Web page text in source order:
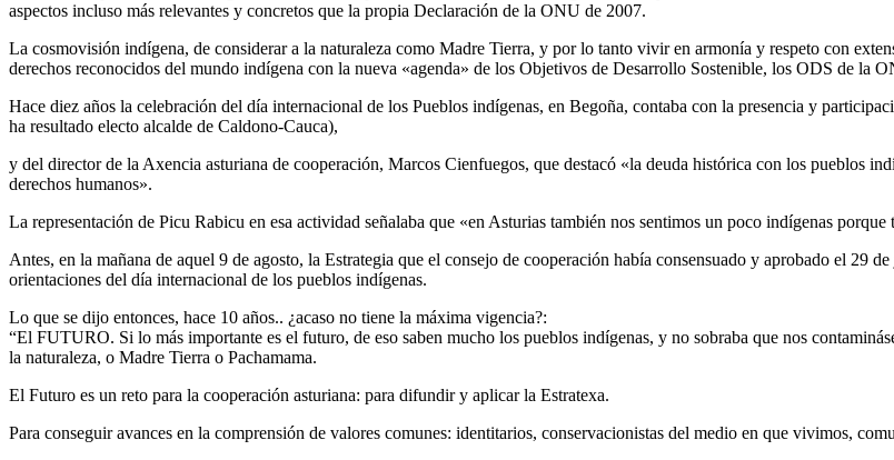
aspectos incluso más relevantes y concretos que la propia Declaración de la ONU de 2007.
La cosmovisión indígena, de considerar a la naturaleza como Madre Tierra, y por lo tanto vivir en armonía y respeto con
derechos reconocidos del mundo indígena con la nueva «agenda» de los Objetivos de Desarrollo Sostenible, los ODS de la
Hace diez años la celebración del día internacional de los Pueblos indígenas, en Begoña, contaba con la presencia y
ha resultado electo alcalde de Caldono-Cauca),
y del director de la Axencia asturiana de cooperación, Marcos Cienfuegos, que destacó «la deuda histórica con los pueblos
derechos humanos».
La representación de Picu Rabicu en esa actividad señalaba que «en Asturias también nos sentimos un poco indígenas
Antes, en la mañana de aquel 9 de agosto, la Estrategia que el consejo de cooperación había consensuado y aprobado el 29
orientaciones del día internacional de los pueblos indígenas.
Lo que se dijo entonces, hace 10 años.. ¿acaso no tiene la máxima vigencia?:
“El FUTURO. Si lo más importante es el futuro, de eso saben mucho los pueblos indígenas, y no sobraba que nos
la naturaleza, o Madre Tierra o Pachamama.
El Futuro es un reto para la cooperación asturiana: para difundir y aplicar la Estratexa.
Para conseguir avances en la comprensión de valores comunes: identitarios, conservacionistas del medio en que vivimos,